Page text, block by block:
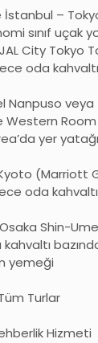
İstanbul –
sınıf uçak
City Tokyo
oda
Nanpuso veya
yer
(Marriott
oda
Shin-
yemeği
Turlar
Hizmeti